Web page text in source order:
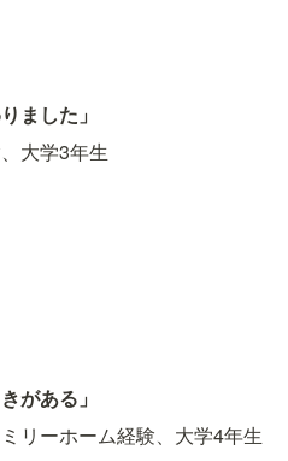
ました」
大学3年生
がある」
リーホーム経験、大学4年生